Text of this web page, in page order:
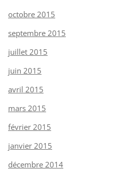
octobre 2015
septembre 2015
juillet 2015
juin 2015
avril 2015
mars 2015
février 2015
janvier 2015
décembre 2014